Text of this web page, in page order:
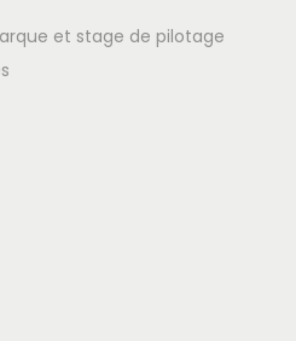
et stage de pilotage